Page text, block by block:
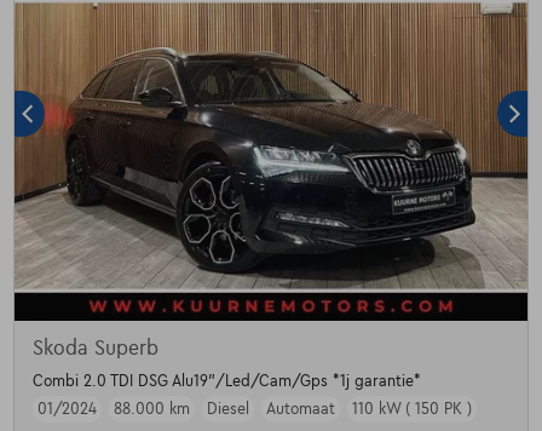
Skoda Superb
Combi 2.0 TDI DSG Alu19"/Led/Cam/Gps *1j garantie*
01/2024
88.000 km Diesel Automaat 110 kW ( 150 PK )